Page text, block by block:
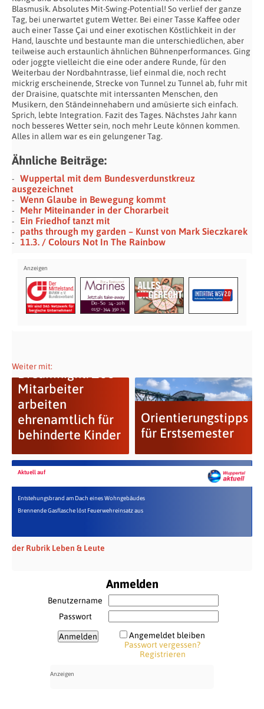
Blasmusik. Absolutes Mit-Swing-Potential! So verlief der ganze
Tag, bei unerwartet gutem Wetter. Bei einer Tasse Kaffee oder
auch einer Tasse Çai und einer exotischen Köstlichkeit in der
Hand, lauschte und bestaunte man die unterschiedlichen, aber
teilweise auch erstaunlich ähnlichen Bühnenperformances. Ging
oder joggte vielleicht die eine oder andere Runde, für den
Weiterbau der Nordbahntrasse, lief einmal die, noch recht
mickrig erscheinende, Strecke von Tunnel zu Tunnel ab, fuhr mit
der Draisine, quatschte mit interssanten Menschen, den
Musikern, den Ständeinnehabern und amüsierte sich einfach.
Sprich, lebte Integration. Fazit des Tages. Nächstes Jahr kann
noch besseres Wetter sein, noch mehr Leute können kommen.
Alles in allem war es ein gelungener Tag.
Ähnliche Beiträge:
Wuppertal mit dem Bundesverdunstkreuz
ausgezeichnet
Wenn Glaube in Bewegung kommt
Mehr Miteinander in der Chorarbeit
Ein Friedhof tanzt mit
paths through my garden – Kunst von Mark Sieczkarek
11.3. / Colours Not In The Rainbow
Weiter mit:
Dreamnight: Zoo-
Mitarbeiter
arbeiten
ehrenamtlich für
behinderte Kinder
Orientierungstipps
für Erstsemester
Aktuell auf
Entstehungsbrand am Dach eines Wohngebäudes
Brennende Gasflasche löst Feuerwehreinsatz aus
der Rubrik Leben & Leute
Anmelden
Benutzername
Passwort
Angemeldet bleiben
Passwort vergessen?
Registrieren